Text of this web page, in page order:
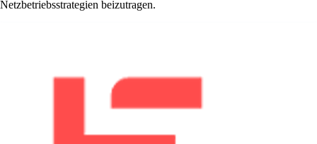
Netzbetriebsstrategien beizutragen.